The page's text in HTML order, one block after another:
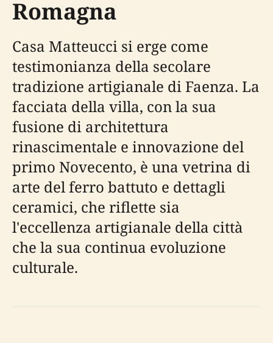
Romagna
Casa Matteucci si erge come
testimonianza della secolare
tradizione artigianale di Faenza. La
facciata della villa, con la sua
fusione di architettura
rinascimentale e innovazione del
primo Novecento, è una vetrina di
arte del ferro battuto e dettagli
ceramici, che riflette sia
l'eccellenza artigianale della città
che la sua continua evoluzione
culturale.